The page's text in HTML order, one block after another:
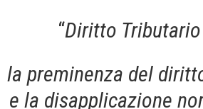
PEER REVIEW
AUTORI
COLLABORA CON NOI
“Diritto Tributario
la preminenza del
e la disapplicazione